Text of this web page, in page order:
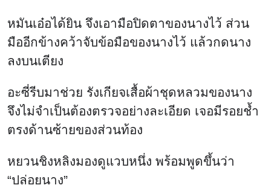
อะซี่รีบมาช่วย รังเกียจเสื้อผ้าชุดหลวมของนาง
จึงไม่จำเป็นต้องตรวจอย่างละเอียด เจอมีรอยช้ำ
ตรงด้านซ้ายของส่วนท้อง
หยวนชิงหลิงมองดูแวบหนึ่ง พร้อมพูดขึ้นว่า
“ปล่อยนาง”